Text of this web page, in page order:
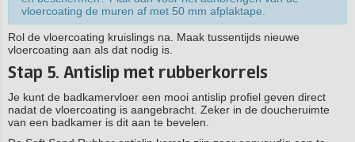
vloercoating de muren af met 50 mm afplaktape.
Rol de vloercoating kruislings na. Maak tussentijds nieuwe
vloercoating aan als dat nodig is.
Stap 5. Antislip met rubberkorrels
Je kunt de badkamervloer een mooi antislip profiel geven direct
nadat de vloercoating is aangebracht. Zeker in de doucheruimte
van een badkamer is dit aan te bevelen.